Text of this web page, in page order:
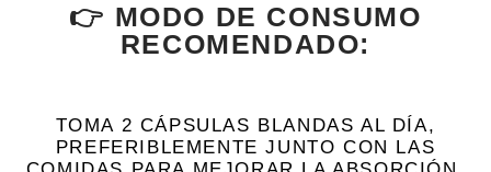
👉 MODO DE CONSUMO
RECOMENDADO:
TOMA 2 CÁPSULAS BLANDAS AL DÍA,
PREFERIBLEMENTE JUNTO CON LAS